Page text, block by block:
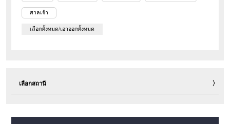
ศาลเจ้า
เลือกทั้งหมด/เอาออกทั้งหมด
เลือกสถานี